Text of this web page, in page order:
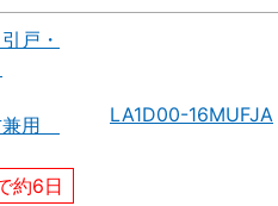
戸・
兼用
約6日
LA1D00-16MUFJA